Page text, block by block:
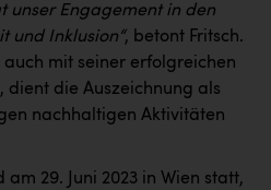
unser Engagement in den
und Inklusion“, betont Fritsch.
auch mit seiner erfolgreichen
dient die Auszeichnung als
nachhaltigen Aktivitäten
29. Juni 2023 in Wien statt,